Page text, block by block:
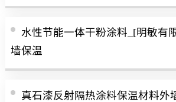
水性节能一体干粉涂料_[明敏有
墙保温
真石漆反射隔热涂料保温材料外